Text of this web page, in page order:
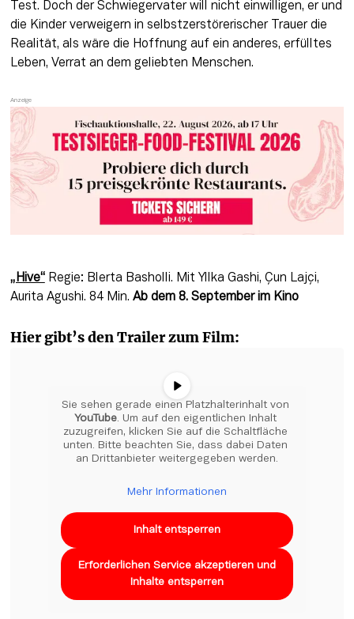
Test. Doch der Schwiegervater will nicht einwilligen, er und
die Kinder verweigern in selbstzerstörerischer Trauer die
Realität, als wäre die Hoffnung auf ein anderes, erfülltes
Leben, Verrat an dem geliebten Menschen.
„Hive“ Regie: Blerta Basholli. Mit Yllka Gashi, Çun Lajçi,
Aurita Agushi. 84 Min. Ab dem 8. September im Kino
Hier gibt’s den Trailer zum Film:
YouTube. Um auf den eigentlichen Inhalt
zuzugreifen, klicken Sie auf die Schaltfläche
unten. Bitte beachten Sie, dass dabei Daten
an Drittanbieter weitergegeben werden.
Mehr Informationen
Inhalt entsperren
Erforderlichen Service akzeptieren und
Inhalte entsperren